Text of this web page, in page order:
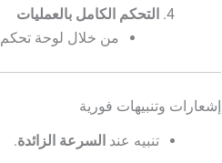
التحكم الكامل بالعمليات
من خلال لوحة
إشعارات وتنبيهات فورية
تنبيه عند السرعة الزائدة.